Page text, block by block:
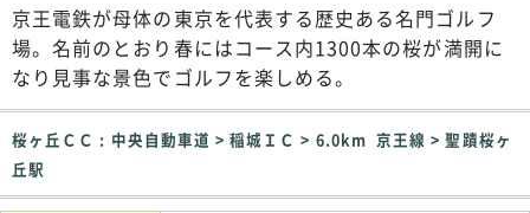
京王電鉄が母体の東京を代表する歴史ある名門ゴルフ
場。名前のとおり春にはコース内1300本の桜が満開に
なり見事な景色でゴルフを楽しめる。
桜ヶ丘ＣＣ : 中央自動車道 > 稲城ＩＣ > 6.0km 京王線 > 聖蹟桜ヶ
丘駅